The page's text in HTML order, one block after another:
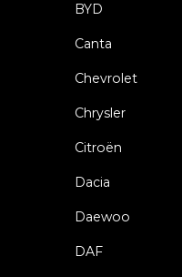
BYD
Canta
Chevrolet
Chrysler
Citroën
Dacia
Daewoo
DAF